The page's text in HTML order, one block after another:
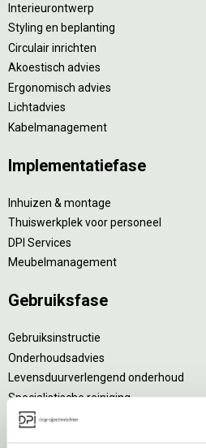
Interieurontwerp
Styling en beplanting
Circulair inrichten
Akoestisch advies
Ergonomisch advies
Lichtadvies
Kabelmanagement
Implementatiefase
Inhuizen & montage
Thuiswerkplek voor personeel
DPI Services
Meubelmanagement
Gebruiksfase
Gebruiksinstructie
Onderhoudsadvies
Levensduurverlengend onderhoud
Specialistische reiniging
Refurbishment